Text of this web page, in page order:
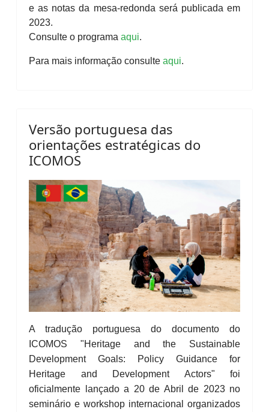
e as notas da mesa-redonda será publicada em
2023.
Consulte o programa aqui.
Para mais informação consulte aqui.
Versão portuguesa das
orientações estratégicas do
ICOMOS
A tradução portuguesa do documento do
ICOMOS "Heritage and the Sustainable
Development Goals: Policy Guidance for
Heritage and Development Actors" foi
oficialmente lançado a 20 de Abril de 2023 no
seminário e workshop internacional organizados